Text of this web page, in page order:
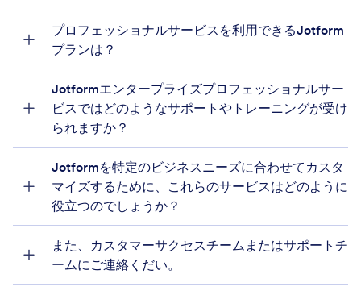
プロフェッショナルサービスを利用できるJotform
プランは？
Jotformエンタープライズプロフェッショナルサー
ビスではどのようなサポートやトレーニングが受け
られますか？
Jotformを特定のビジネスニーズに合わせてカスタ
マイズするために、これらのサービスはどのように
役立つのでしょうか？
また、カスタマーサクセスチームまたはサポートチ
ームにご連絡くだい。